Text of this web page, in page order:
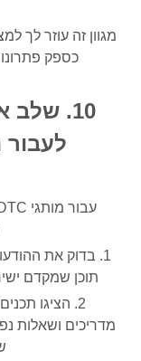
מגוון זה עוזר לך
כספק
10.
1. בדוק את
תוכן שמקדם
2. הציגו
מדריכים ושאלות